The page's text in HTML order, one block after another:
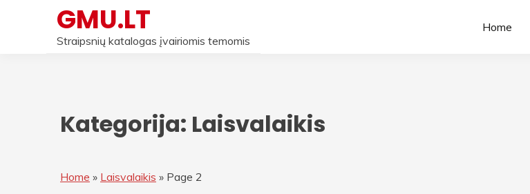
GMU.LT
Straipsnių katalogas įvairiomis temomis
Home
Kategorija: Laisvalaikis
Home » Laisvalaikis » Page 2